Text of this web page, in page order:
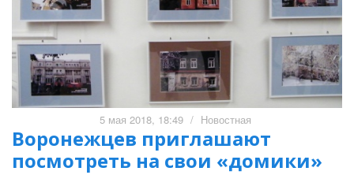
5 мая 2018, 18:49 / Новостная
Воронежцев приглашают
посмотреть на свои «домики»